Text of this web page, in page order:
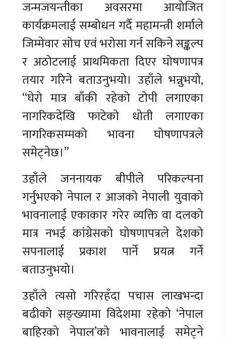
जन्मजयन्तीका अवसरमा आयोजित
कार्यक्रमलाई सम्बोधन गर्दै महामन्त्री शर्माले
जिम्मेवार सोच एवं भरोसा गर्न सकिने सङ्कल्प
र अठोटलाई प्राथमिकता दिएर घोषणापत्र
तयार गरिने बताउनुभयो। उहाँले भन्नुभयो,
“घेरो मात्र बाँकी रहेको टोपी लगाएका
नागरिकदेखि फाटेको धोती लगाएका
नागरिकसम्मको भावना घोषणापत्रले
समेट्नेछ।”
उहाँले जननायक बीपीले परिकल्पना
गर्नुभएको नेपाल र आजको नेपाली युवाको
भावनालाई एकाकार गरेर व्यक्ति वा दलको
मात्र नभई कांग्रेसको घोषणापत्रले देशको
सपनालाई प्रकाश पार्ने प्रयत्न गर्ने
बताउनुभयो।
उहाँले त्यसो गरिरहँदा पचास लाखभन्दा
बढीको सङ्ख्यामा विदेशमा रहेको ‘नेपाल
बाहिरको नेपाल’को भावनालाई समेट्ने